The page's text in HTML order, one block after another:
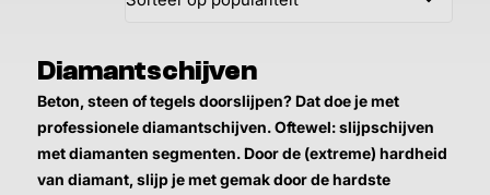
Diamantschijven
Beton, steen of tegels doorslijpen? Dat doe je met
professionele diamantschijven. Oftewel: slijpschijven
met diamanten segmenten. Door de (extreme) hardheid
van diamant, slijp je met gemak door de hardste